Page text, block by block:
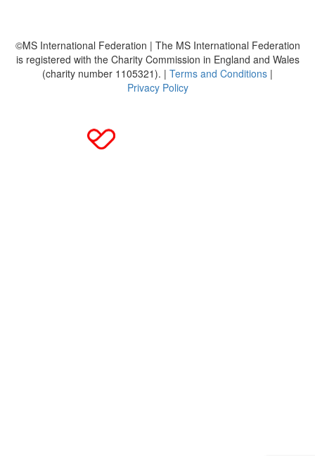
©MS International Federation | The MS International Federation
is registered with the Charity Commission in England and Wales
(charity number 1105321). | Terms and Conditions |
Privacy Policy